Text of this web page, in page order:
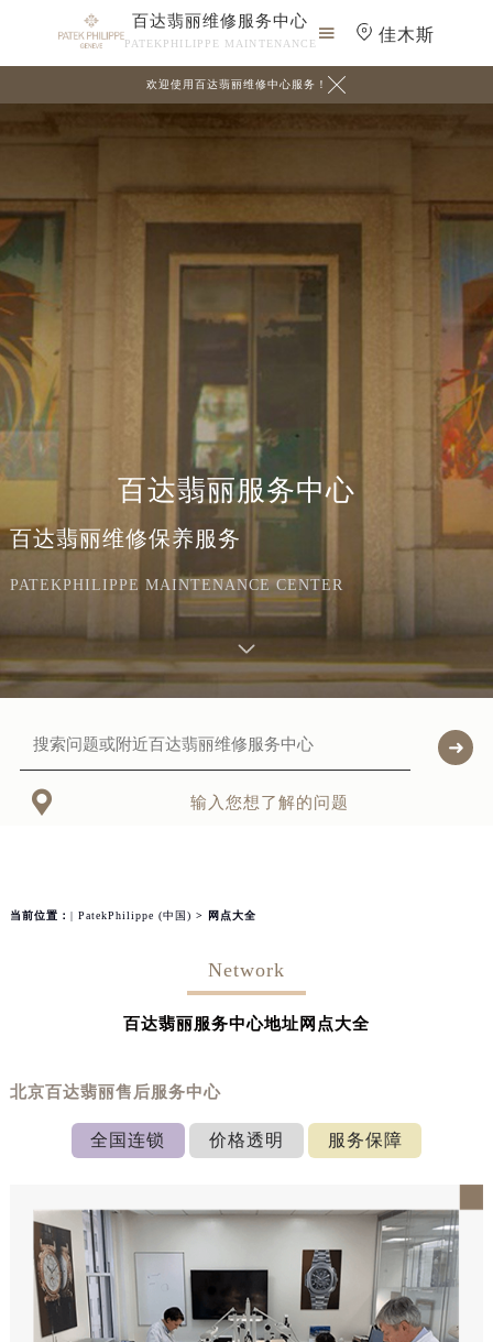
百达翡丽维修服务中心
PATEKPHILIPPE MAINTENANCE
 佳木斯
欢迎使用百达翡丽维修中心服务！ 
百达翡丽服务中心
百达翡丽维修保养服务
PATEKPHILIPPE MAINTENANCE CENTER
 输入您想了解的问题
当前位置： | PatekPhilippe (中国) > 网点大全
Network
百达翡丽服务中心地址网点大全
北京百达翡丽售后服务中心
全国连锁 价格透明 服务保障